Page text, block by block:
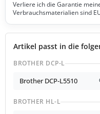
Verliere ich die Garantie
Verbrauchsmaterialien sind
Artikel passt in die
BROTHER DCP-L
Brother DCP-L5510
BROTHER HL-L